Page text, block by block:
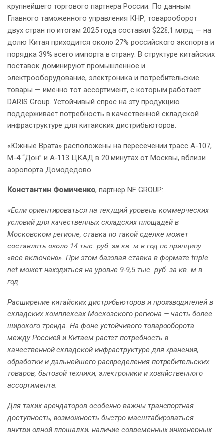
крупнейшего торгового партнера России. По данным
Главного таможенного управления КНР, товарооборот
двух стран по итогам 2025 года составил $228,1 млрд — на
долю Китая приходится около 27% российского экспорта и
порядка 39% всего импорта в страну. В структуре китайских
поставок доминируют промышленное и
электрооборудование, электроника и потребительские
товары — именно тот ассортимент, с которым работает
DARIS Group. Устойчивый спрос на эту продукцию
поддерживает потребность в качественной складской
инфраструктуре для китайских дистрибьюторов.
«Южные Врата» расположены на пересечении трасс А-107,
М-4 “Дон” и А-113 ЦКАД в 20 минутах от Москвы, вблизи
аэропорта Домодедово.
Константин Фомиченко, партнер NF GROUP:
«Если ориентироваться на текущий уровень коммерческих
условий для качественных складских площадей в
Московском регионе, ставка по такой сделке может
составлять около 14 тыс. руб. за кв. м в год по принципу
«все включено». При этом базовая ставка в формате triple
net может находиться на уровне 9-9,5 тыс. руб. за кв. м в
год.
Расширение китайских дистрибьюторов и производителей в
складских комплексах Московского региона — часть более
широкого тренда. На фоне устойчивого товарооборота
между Россией и Китаем растет потребность в
качественной складской инфраструктуре для хранения,
обработки и дальнейшего распределения потребительских
товаров, бытовой техники, электроники и хозяйственного
ассортимента.
Для таких арендаторов особенно важны транспортная
доступность, возможность быстро масштабироваться
внутри одной площадки, наличие современных инженерных